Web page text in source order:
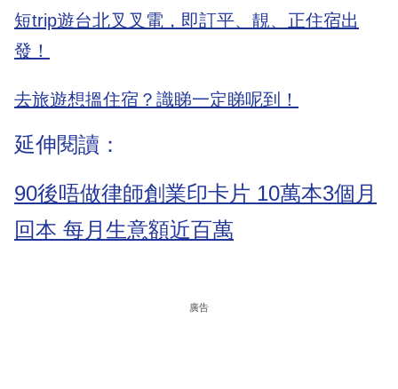
短trip遊台北叉叉電，即訂平、靚、正住宿出
發！
去旅遊想搵住宿？識睇一定睇呢到！
延伸閱讀：
90後唔做律師創業印卡片 10萬本3個月
回本 每月生意額近百萬
廣告